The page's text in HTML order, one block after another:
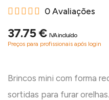
0 Avaliações
37.75 € IVA incluído
Preços para profissionais após login
Brincos mini com forma
sortidas para furar